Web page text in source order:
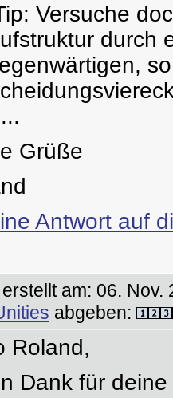
Versuche
durch
Grüße
Antwort auf
erstellt am: 06.
abgeben:
Roland,
Dank für